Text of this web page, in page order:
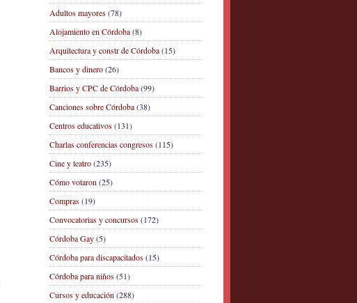
Adultos mayores(78)
Alojamiento en Córdoba(8)
Arquitectura y constr de Córdoba(15)
Bancos y dinero(26)
Barrios y CPC de Córdoba(99)
Canciones sobre Córdoba(38)
Centros educativos(131)
Charlas conferencias congresos(115)
Cine y teatro(235)
Cómo votaron (25)
Compras(19)
Convocatorias y concursos(172)
Córdoba Gay(5)
Córdoba para discapacitados(15)
Córdoba para niños(51)
Cursos y educación (288)